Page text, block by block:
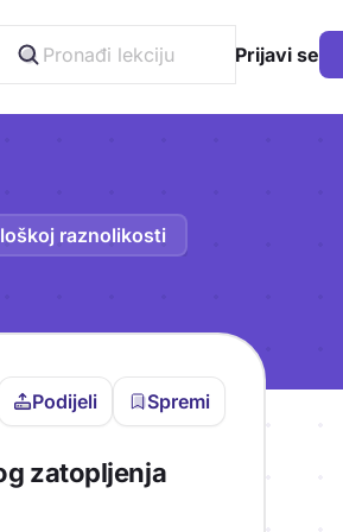
Prijavi se
raznolikosti
Podijeli Spremi
da bi pohranio
zatopljenja